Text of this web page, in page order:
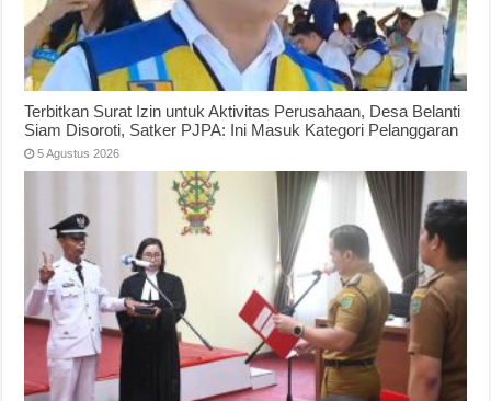
Terbitkan Surat Izin untuk Aktivitas Perusahaan, Desa Belanti
Siam Disoroti, Satker PJPA: Ini Masuk Kategori Pelanggaran
5 Agustus 2026